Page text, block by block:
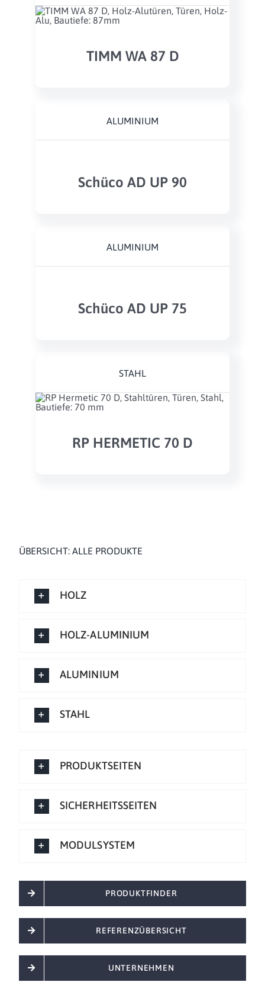
TIMM WA 87 D
ALUMINIUM
Schüco AD UP 90
ALUMINIUM
Schüco AD UP 75
STAHL
RP HERMETIC 70 D
ÜBERSICHT: ALLE PRODUKTE
HOLZ
HOLZ-ALUMINIUM
ALUMINIUM
STAHL
PRODUKTSEITEN
SICHERHEITSSEITEN
MODULSYSTEM
PRODUKTFINDER
REFERENZÜBERSICHT
UNTERNEHMEN